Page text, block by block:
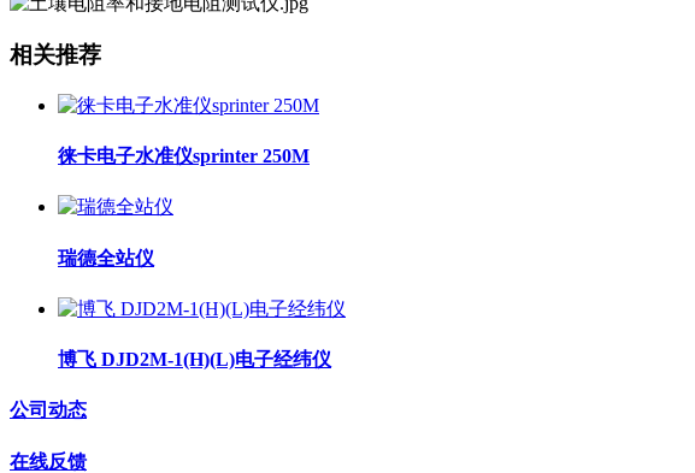
相关推荐
徕卡电子水准仪sprinter 250M
瑞德全站仪
博飞 DJD2M-1(H)(L)电子经纬仪
公司动态
在线反馈